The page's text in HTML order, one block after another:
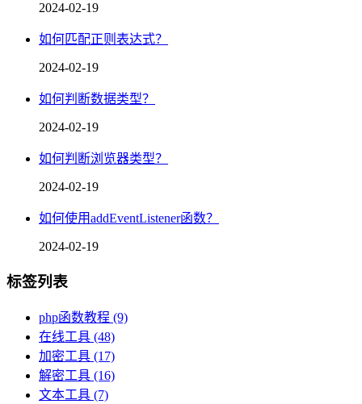
2024-02-19
如何匹配正则表达式？
2024-02-19
如何判断数据类型？
2024-02-19
如何判断浏览器类型？
2024-02-19
如何使用addEventListener函数？
2024-02-19
标签列表
php函数教程 (9)
在线工具 (48)
加密工具 (17)
解密工具 (16)
文本工具 (7)